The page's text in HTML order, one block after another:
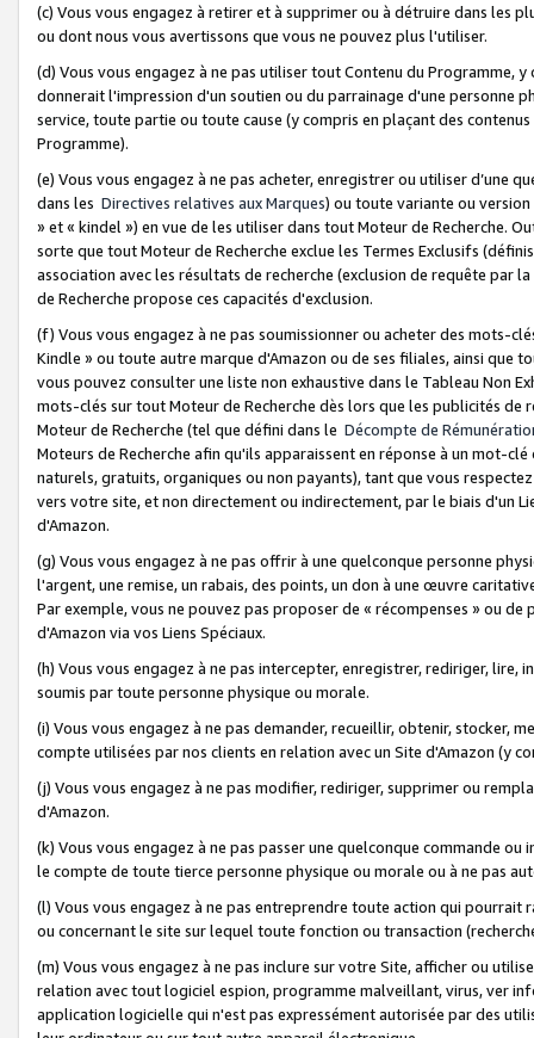
(c) Vous vous engagez à retirer et à supprimer ou à détruire dans les
ou dont nous vous avertissons que vous ne pouvez plus l'utiliser.
(d) Vous vous engagez à ne pas utiliser tout Contenu du Programme,
donnerait l'impression d'un soutien ou du parrainage d'une personne
service, toute partie ou toute cause (y compris en plaçant des
Programme).
(e) Vous vous engagez à ne pas acheter, enregistrer ou utiliser d’une
dans les Directives relatives aux Marques) ou toute variante ou
» et « kindel ») en vue de les utiliser dans tout Moteur de Recherche.
sorte que tout Moteur de Recherche exclue les Termes Exclusifs
association avec les résultats de recherche (exclusion de requête
de Recherche propose ces capacités d'exclusion.
(f) Vous vous engagez à ne pas soumissionner ou acheter des mots-
Kindle » ou toute autre marque d'Amazon ou de ses filiales, ainsi que
vous pouvez consulter une liste non exhaustive dans le Tableau Non
mots-clés sur tout Moteur de Recherche dès lors que les publicités de
Moteur de Recherche (tel que défini dans le Décompte de
Moteurs de Recherche afin qu'ils apparaissent en réponse à un mot-
naturels, gratuits, organiques ou non payants), tant que vous
vers votre site, et non directement ou indirectement, par le biais d'un
d'Amazon.
(g) Vous vous engagez à ne pas offrir à une quelconque personne
l'argent, une remise, un rabais, des points, un don à une œuvre
Par exemple, vous ne pouvez pas proposer de « récompenses » ou
d'Amazon via vos Liens Spéciaux.
(h) Vous vous engagez à ne pas intercepter, enregistrer, rediriger,
soumis par toute personne physique ou morale.
(i) Vous vous engagez à ne pas demander, recueillir, obtenir, stocker,
compte utilisées par nos clients en relation avec un Site d'Amazon (y
(j) Vous vous engagez à ne pas modifier, rediriger, supprimer ou
d'Amazon.
(k) Vous vous engagez à ne pas passer une quelconque commande
le compte de toute tierce personne physique ou morale ou à ne pas
(l) Vous vous engagez à ne pas entreprendre toute action qui
ou concernant le site sur lequel toute fonction ou transaction
(m) Vous vous engagez à ne pas inclure sur votre Site, afficher ou
relation avec tout logiciel espion, programme malveillant, virus, ver
application logicielle qui n'est pas expressément autorisée par des